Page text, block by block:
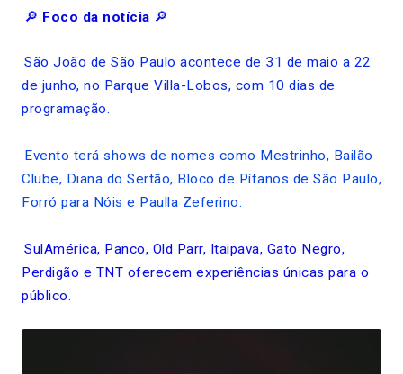
🔎 Foco da notícia 🔎
São João de São Paulo acontece de 31 de maio a 22
de junho, no Parque Villa-Lobos, com 10 dias de
programação.
Evento terá shows de nomes como Mestrinho, Bailão
Clube, Diana do Sertão, Bloco de Pífanos de São Paulo,
Forró para Nóis e Paulla Zeferino.
SulAmérica, Panco, Old Parr, Itaipava, Gato Negro,
Perdigão e TNT oferecem experiências únicas para o
público.